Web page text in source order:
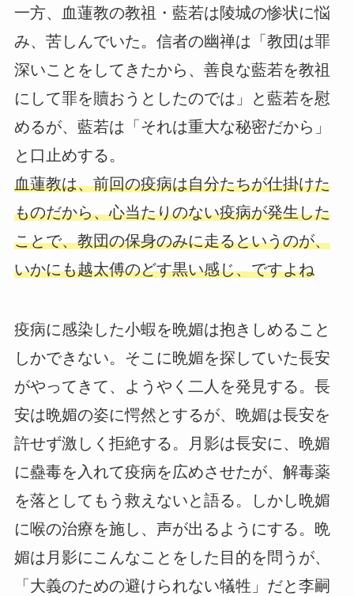
一方、血蓮教の教祖・藍若は陵城の惨状に悩
み、苦しんでいた。信者の幽禅は「教団は罪
深いことをしてきたから、善良な藍若を教祖
にして罪を贖おうとしたのでは」と藍若を慰
めるが、藍若は「それは重大な秘密だから」
と口止めする。
血蓮教は、前回の疫病は自分たちが仕掛けた
ものだから、心当たりのない疫病が発生した
ことで、教団の保身のみに走るというのが、
いかにも越太傅のどす黒い感じ、ですよね
疫病に感染した小蝦を晩媚は抱きしめること
しかできない。そこに晩媚を探していた長安
がやってきて、ようやく二人を発見する。長
安は晩媚の姿に愕然とするが、晩媚は長安を
許せず激しく拒絶する。月影は長安に、晩媚
に蠱毒を入れて疫病を広めさせたが、解毒薬
を落としてもう救えないと語る。しかし晩媚
に喉の治療を施し、声が出るようにする。晩
媚は月影にこんなことをした目的を問うが、
「大義のための避けられない犠牲」だと李嗣